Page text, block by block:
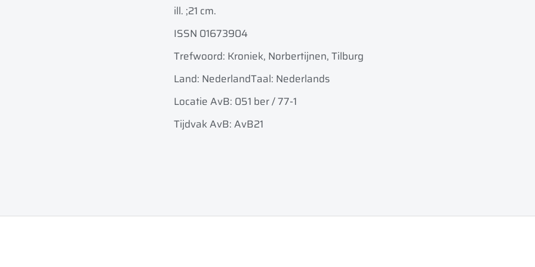
ill. ;21 cm.
ISSN 01673904
Trefwoord: Kroniek, Norbertijnen, Tilburg
Land: NederlandTaal: Nederlands
Locatie AvB: 051 ber / 77-1
Tijdvak AvB: AvB21